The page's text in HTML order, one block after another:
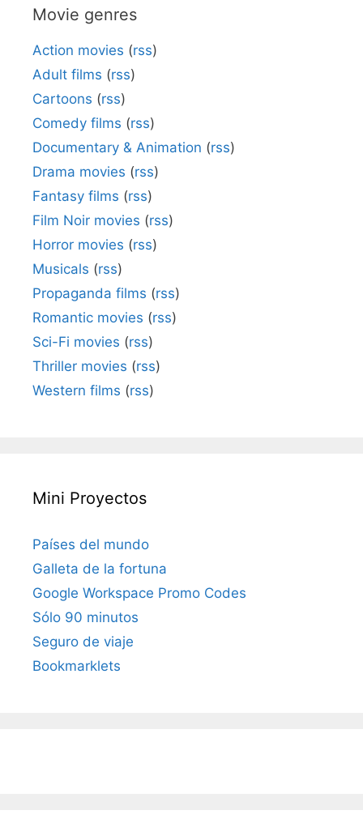
Movie genres
Action movies (rss)
Adult films (rss)
Cartoons (rss)
Comedy films (rss)
Documentary & Animation (rss)
Drama movies (rss)
Fantasy films (rss)
Film Noir movies (rss)
Horror movies (rss)
Musicals (rss)
Propaganda films (rss)
Romantic movies (rss)
Sci-Fi movies (rss)
Thriller movies (rss)
Western films (rss)
Mini Proyectos
Países del mundo
Galleta de la fortuna
Google Workspace Promo Codes
Sólo 90 minutos
Seguro de viaje
Bookmarklets